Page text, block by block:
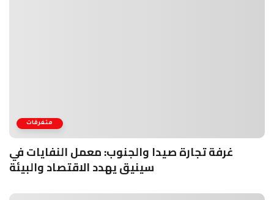
متفرقات
غرفة تجارة صيدا والجنوب: معمل النفايات في
سينيق يهدد الاقتصاد والبيئة